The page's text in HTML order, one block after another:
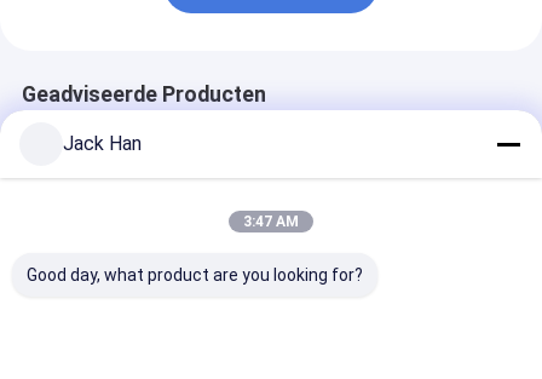
Geadviseerde Producten
Jack Han
3:47 AM
Good day, what product are you looking for?